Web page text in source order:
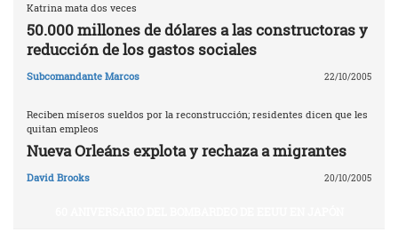
Katrina mata dos veces
50.000 millones de dólares a las constructoras y
reducción de los gastos sociales
Subcomandante Marcos 22/10/2005
Reciben míseros sueldos por la reconstrucción; residentes dicen que les
quitan empleos
Nueva Orleáns explota y rechaza a migrantes
David Brooks 20/10/2005